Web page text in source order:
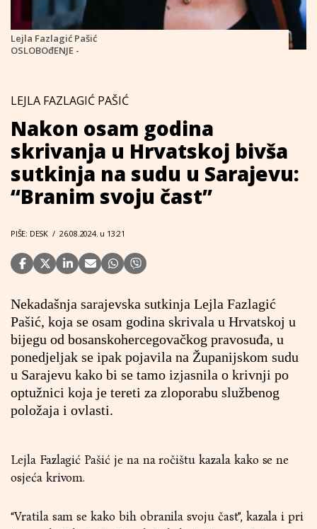
Lejla Fazlagić Pašić
OSLOBOđENJE -
LEJLA FAZLAGIĆ PAŠIĆ
Nakon osam godina
skrivanja u Hrvatskoj bivša
sutkinja na sudu u Sarajevu:
“Branim svoju čast”
PIŠE: DESK / 26.08.2024. u 13:21
Nekadašnja sarajevska sutkinja Lejla Fazlagić
Pašić, koja se osam godina skrivala u Hrvatskoj u
bijegu od bosanskohercegovačkog pravosuđa, u
ponedjeljak se ipak pojavila na Županijskom sudu
u Sarajevu kako bi se tamo izjasnila o krivnji po
optužnici koja je tereti za zloporabu službenog
položaja i ovlasti.
Lejla Fazlagić Pašić je na na ročištu kazala kako se ne
osjeća krivom.
“Vratila sam se kako bih obranila svoju čast”, kazala i pri